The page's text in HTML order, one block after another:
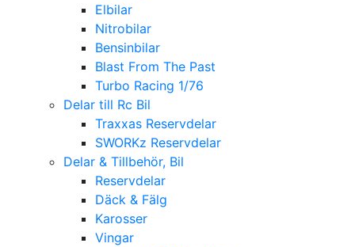
Elbilar
Nitrobilar
Bensinbilar
Blast From The Past
Turbo Racing 1/76
Delar till Rc Bil
Traxxas Reservdelar
SWORKz Reservdelar
Delar & Tillbehör, Bil
Reservdelar
Däck & Fälg
Karosser
Vingar